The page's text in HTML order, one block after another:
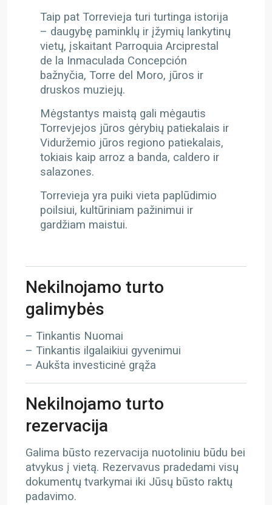
Taip pat Torrevieja turi turtinga istorija
– daugybę paminklų ir įžymių lankytinų
vietų, įskaitant Parroquia Arciprestal
de la Inmaculada Concepción
bažnyčia, Torre del Moro, jūros ir
druskos muziejų.
Mėgstantys maistą gali mėgautis
Torrevjejos jūros gėrybių patiekalais ir
Viduržemio jūros regiono patiekalais,
tokiais kaip arroz a banda, caldero ir
salazones.
Torrevieja yra puiki vieta paplūdimio
poilsiui, kultūriniam pažinimui ir
gardžiam maistui.
Nekilnojamo turto
galimybės
– Tinkantis Nuomai
– Tinkantis ilgalaikiui gyvenimui
– Aukšta investicinė grąža
Nekilnojamo turto
rezervacija
Galima būsto rezervacija nuotoliniu būdu bei
atvykus į vietą. Rezervavus pradedami visų
dokumentų tvarkymai iki Jūsų būsto raktų
padavimo.